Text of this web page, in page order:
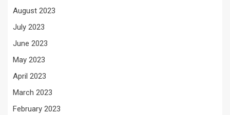
August 2023
July 2023
June 2023
May 2023
April 2023
March 2023
February 2023